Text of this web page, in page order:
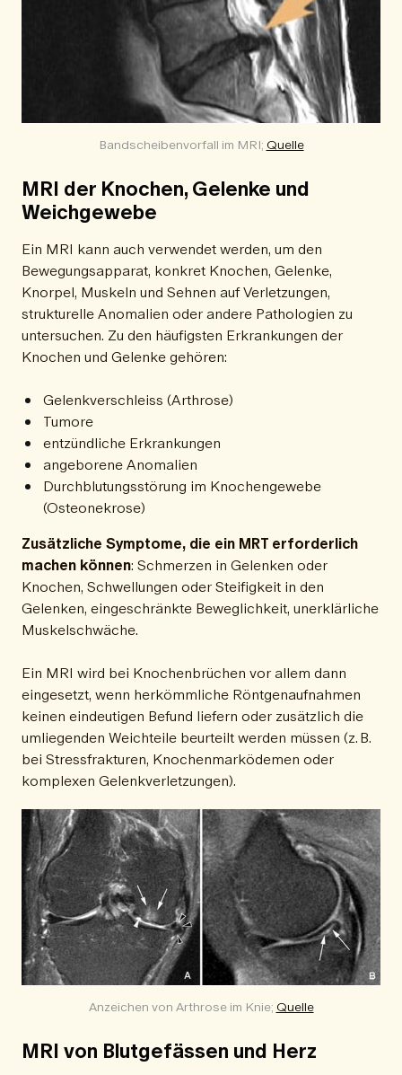
Bandscheibenvorfall im MRI; Quelle
MRI der Knochen, Gelenke und
Weichgewebe
Ein MRI kann auch verwendet werden, um den
Bewegungsapparat, konkret Knochen, Gelenke,
Knorpel, Muskeln und Sehnen auf Verletzungen,
strukturelle Anomalien oder andere Pathologien zu
untersuchen. Zu den häufigsten Erkrankungen der
Knochen und Gelenke gehören:
Gelenkverschleiss (Arthrose)
Tumore
entzündliche Erkrankungen
angeborene Anomalien
Durchblutungsstörung im Knochengewebe
(Osteonekrose)
Zusätzliche Symptome, die ein MRT erforderlich
machen können: Schmerzen in Gelenken oder
Knochen, Schwellungen oder Steifigkeit in den
Gelenken, eingeschränkte Beweglichkeit, unerklärliche
Muskelschwäche.
Ein MRI wird bei Knochenbrüchen vor allem dann
eingesetzt, wenn herkömmliche Röntgenaufnahmen
keinen eindeutigen Befund liefern oder zusätzlich die
umliegenden Weichteile beurteilt werden müssen (z. B.
bei Stressfrakturen, Knochenmarködemen oder
komplexen Gelenkverletzungen).
Anzeichen von Arthrose im Knie; Quelle
MRI von Blutgefässen und Herz